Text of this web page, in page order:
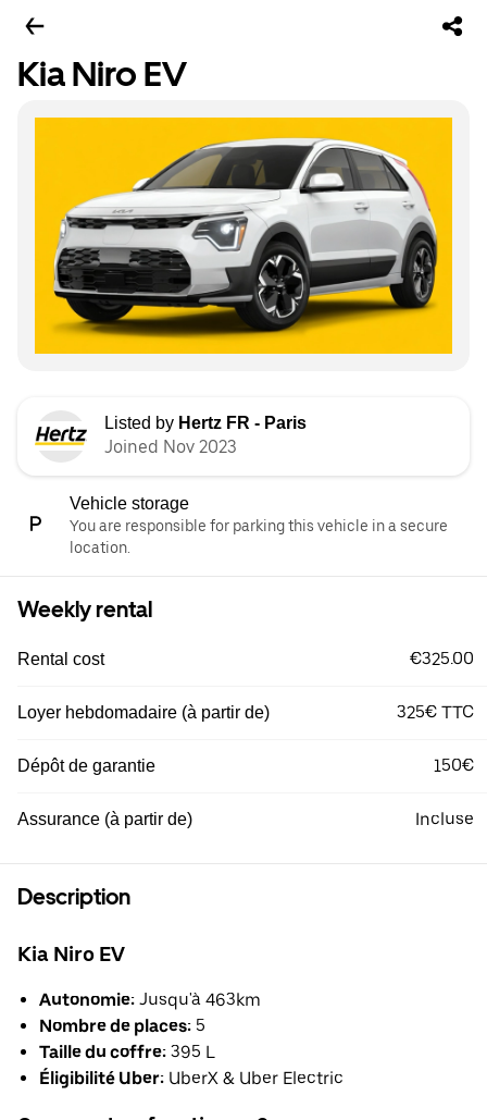
Kia Niro EV
Listed by Hertz FR - Paris
Joined Nov 2023
Vehicle storage
You are responsible for parking this vehicle in a secure
location.
Weekly rental
Rental cost €325.00
Loyer hebdomadaire (à partir de) 325€ TTC
Dépôt de garantie 150€
Assurance (à partir de) Incluse
Description
Kia Niro EV
Autonomie: Jusqu'à 463km
Nombre de places: 5
Taille du coffre: 395 L
Éligibilité Uber: UberX & Uber Electric